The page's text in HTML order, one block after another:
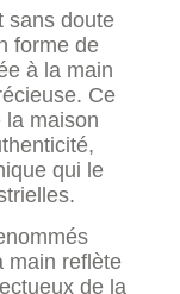
sans doute
forme de
à la main
Ce
la maison
qui le
main reflète
de la